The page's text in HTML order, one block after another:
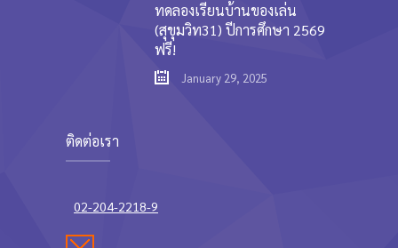
ทดลองเรียนบ้านของเล่น
(สุขุมวิท31) ปีการศึกษา 2569
ฟรี!
January 29, 2025
ติดต่อเรา
02-204-2218-9